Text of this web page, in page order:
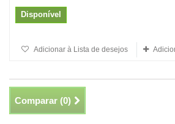
Disponível
Adicionar à Lista de desejos
Comparar (0)